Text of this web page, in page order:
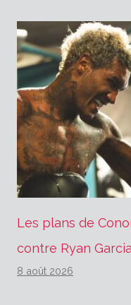
Les plans de
contre Ryan Garcia
8 août 2026